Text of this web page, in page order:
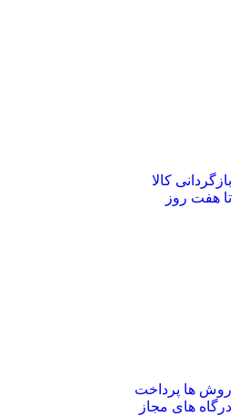
بازگردانی کالا
تا هفت روز
روش ها پرداخت
درگاه های مجاز